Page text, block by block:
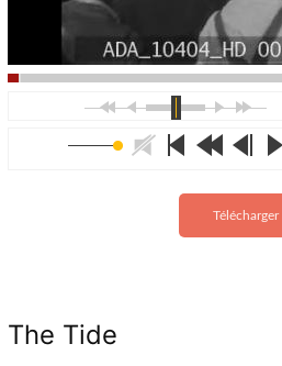
Télécharger
The Tide